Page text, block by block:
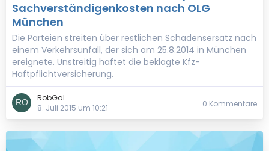
Sachverständigenkosten nach OLG
München
Die Parteien streiten über restlichen Schadensersatz nach
einem Verkehrsunfall, der sich am 25.8.2014 in München
ereignete. Unstreitig haftet die beklagte Kfz-
Haftpflichtversicherung.
RobGal
8. Juli 2015 um 10:21
0 Kommentare